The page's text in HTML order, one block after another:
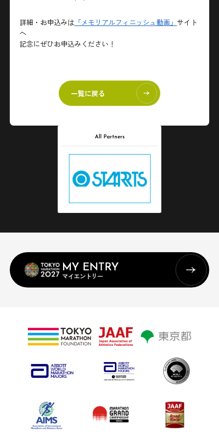
詳細・お申込みは 「メモリアルフィニッシュ動画」 サイト
へ
記念にぜひお申込みください！
一覧に戻る
All Partners
MY ENTRY
マイエントリー